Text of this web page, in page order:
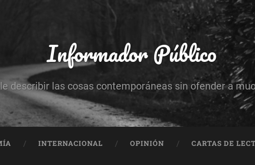
Informador Público
describir las cosas contemporáneas sin ofender a
INTERNACIONAL OPINIÓN CARTAS DE